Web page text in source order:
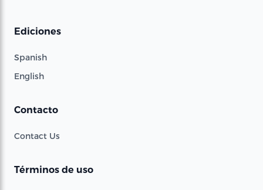
Ediciones
Spanish
English
Contacto
Contact Us
Términos de uso